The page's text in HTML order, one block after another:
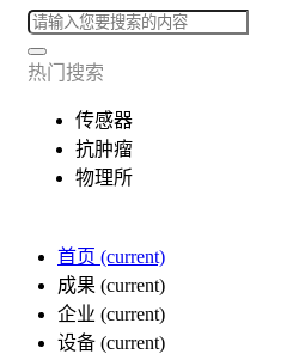
热门搜索
传感器
抗肿瘤
物理所
首页 (current)
成果 (current)
企业 (current)
设备 (current)